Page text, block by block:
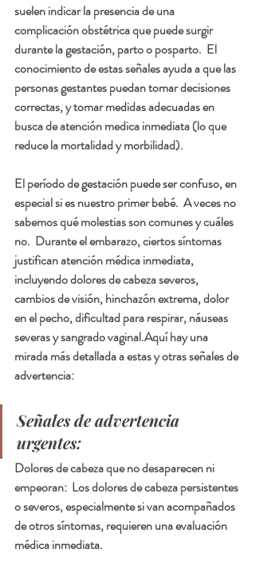
suelen indicar la presencia de una
complicación obstétrica que puede surgir
durante la gestación, parto o posparto.  El
conocimiento de estas señales ayuda a que las
personas gestantes puedan tomar decisiones
correctas, y tomar medidas adecuadas en
busca de atención medica inmediata (lo que
reduce la mortalidad y morbilidad).
El período de gestación puede ser confuso, en
especial si es nuestro primer bebé.  A veces no
sabemos qué molestias son comunes y cuáles
no.  Durante el embarazo, ciertos síntomas
justifican atención médica inmediata,
incluyendo dolores de cabeza severos,
cambios de visión, hinchazón extrema, dolor
en el pecho, dificultad para respirar, náuseas
severas y sangrado vaginal.Aquí hay una
mirada más detallada a estas y otras señales de
advertencia:
Señales de advertencia
urgentes:
Dolores de cabeza que no desaparecen ni
empeoran: Los dolores de cabeza persistentes
o severos, especialmente si van acompañados
de otros síntomas, requieren una evaluación
médica inmediata.